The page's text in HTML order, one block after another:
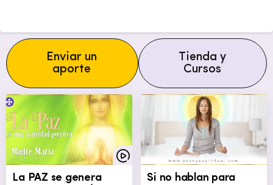
Enviar un
aporte
Tienda y
Cursos
La PAZ se genera
Si no hablan para